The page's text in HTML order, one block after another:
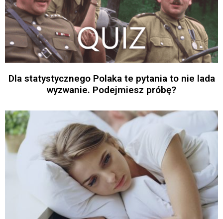
Dla statystycznego Polaka te pytania to nie lada
wyzwanie. Podejmiesz próbę?